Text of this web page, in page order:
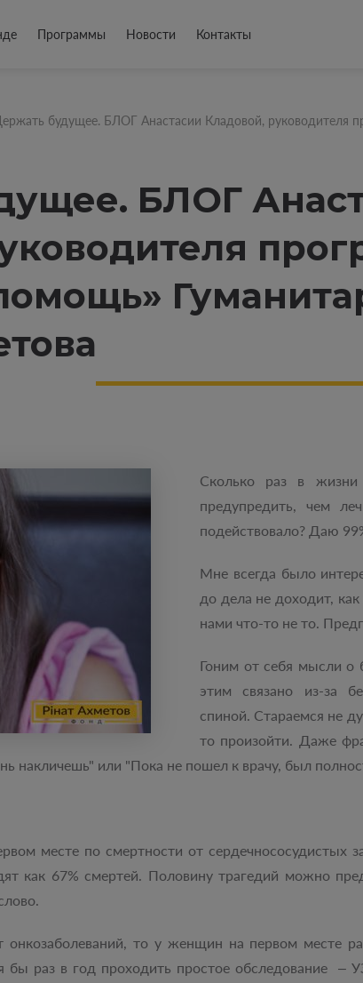
Программы Новости Контакты
будущее. БЛОГ Анастасии Кладовой, руководителя
БЛОГ
Сколько раз в
предупредить, чем
подействовало? Даю
Мне всегда было
до дела не доходит,
нами что-то не то.
Гоним от себя мысли о
этим связано из-за
спиной. Стараемся не
то произойти. Даже
накличешь" или "Пока не пошел к врачу, был
месте по смертности от сердечнососудистых
как 67% смертей. Половину трагедий можно
онкозаболеваний, то у женщин на первом месте
бы раз в год проходить простое обследование –